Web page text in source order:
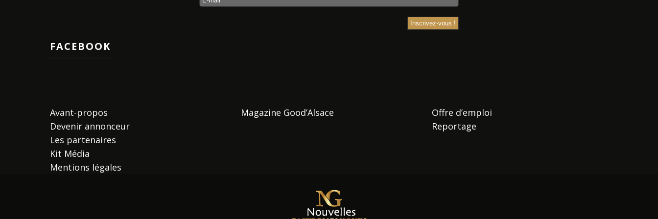
FACEBOOK
Avant-propos
Devenir annonceur
Les partenaires
Kit Média
Mentions légales
Magazine Good’Alsace
Offre d’emploi
Reportage